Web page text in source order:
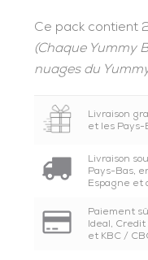
Ce pack contient
(Chaque Yummy
nuages du
Livraison
et les Pays-
Livraison
Pays-Bas,
Espagne et
Paiement
Ideal, Credit
et KBC /